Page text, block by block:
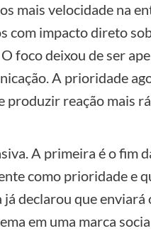
mais velocidade na
com impacto direto
foco deixou de ser
A prioridade
produzir reação mais
A primeira é o fim
como prioridade e
declarou que enviará
em uma marca